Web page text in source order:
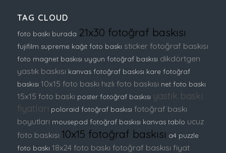
TAG CLOUD
foto baskı burada 21x30 fotoğraf baskısı
fujifilm supreme kağıt foto baskı sticker fotoğraf baskısı
foto magnet baskısı uygun fotoğraf baskısı dikdörtgen
yastık baskısı kanvas fotoğraf baskısı kare fotoğraf
baskısı 10x15 foto baskı hızlı foto baskısı net foto baskı
15x15 foto baskı poster fotoğraf baskısı yastık baskı
fiyatları poloraid fotoğraf baskısı fotoğraf baskı
boyutları mousepad fotoğraf baskısı kanvas tablo ucuz
foto baskısı 10x15 fotoğraf baskısı a4 puzzle
foto baskı 18x24 foto baskı fotoğraf baskısı fiyat